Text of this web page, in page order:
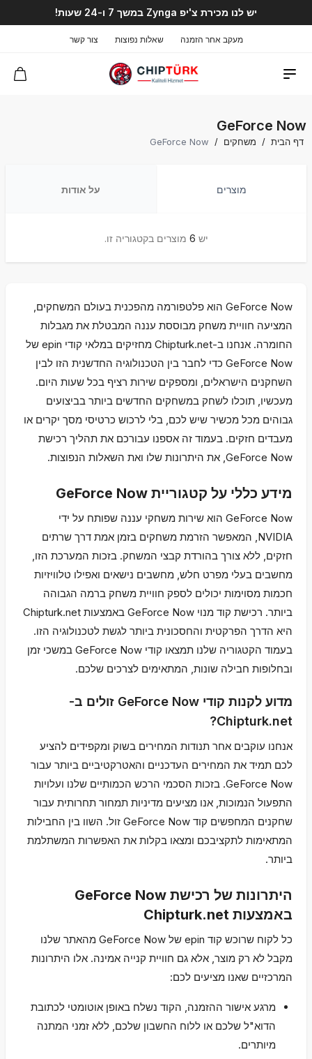
יש לנו מכירת צ'יפ Zynga במשך 7 ו-24 שעות!
מעקב אחר הזמנה שאלות נפוצות צור קשר
GeForce Now
דף הבית / משחקים /
GeForce Now
מוצרים על אודות
יש 6 מוצרים בקטגוריה זו.
GeForce Now הוא פלטפורמה מהפכנית בעולם המשחקים,
המציעה חוויית משחק מבוססת עננה המבטלת את מגבלות
החומרה. אנחנו ב-Chipturk.net מחזיקים במלאי קודי epin של
GeForce Now כדי לחבר בין הטכנולוגיה החדשנית הזו לבין
השחקנים הישראלים, ומספקים שירות רציף בכל שעות היום.
מעכשיו, תוכלו לשחק במשחקים החדשים ביותר בביצועים
גבוהים מכל מכשיר שיש לכם, בלי לרכוש כרטיסי מסך יקרים או
מעבדים חזקים. בעמוד זה אספנו עבורכם את תהליך רכישת
GeForce Now, את היתרונות שלו ואת השאלות הנפוצות.
מידע כללי על קטגוריית GeForce Now
GeForce Now הוא שירות משחקי עננה שפותח על ידי
NVIDIA, המאפשר הזרמת משחקים בזמן אמת דרך שרתים
חזקים, ללא צורך בהורדת קבצי המשחק. בזכות המערכת הזו,
מחשבים בעלי מפרט חלש, מחשבים נישאים ואפילו טלוויזיות
חכמות מסוימות יכולים לספק חוויית משחק ברמה הגבוהה
ביותר. רכישת קוד מנוי GeForce Now באמצעות Chipturk.net
היא הדרך הפרקטית והחסכונית ביותר לגשת לטכנולוגיה הזו.
בעמוד הקטגוריה שלנו תמצאו קודי GeForce Now במשכי זמן
ובחלופות חבילה שונות, המתאימים לצרכים שלכם.
מדוע לקנות קודי GeForce Now זולים ב-
Chipturk.net?
אנחנו עוקבים אחר תנודות המחירים בשוק ומקפידים להציע
לכם תמיד את המחירים העדכניים והאטרקטיביים ביותר עבור
GeForce Now. בזכות הסכמי הרכש הכמותיים שלנו ועלויות
התפעול הנמוכות, אנו מציעים מדיניות תמחור תחרותית עבור
שחקנים המחפשים קוד GeForce Now זול. השוו בין החבילות
המתאימות לתקציבכם ומצאו בקלות את האפשרות המשתלמת
ביותר.
היתרונות של רכישת GeForce Now
באמצעות Chipturk.net
כל לקוח שרוכש קוד epin של GeForce Now מהאתר שלנו
מקבל לא רק מוצר, אלא גם חוויית קנייה אמינה. אלו היתרונות
המרכזיים שאנו מציעים לכם:
מרגע אישור ההזמנה, הקוד נשלח באופן אוטומטי לכתובת
הדוא"ל שלכם או ללוח החשבון שלכם, ללא זמני המתנה
מיותרים.